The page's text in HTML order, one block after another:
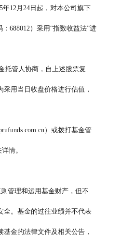
，自2025年12月24日起，对本公司旗下
证券代码：688012）采用“指数收益法”进
素并与基金托管人协商，自上述股票复
将恢复为采用当日收盘价格进行估值，
）或拨打基金管
详情。
尽责的原则管理和运用基金财产，但不
和本金安全。基金的过往业绩并不代表
认真阅读基金的法律文件及相关公告，